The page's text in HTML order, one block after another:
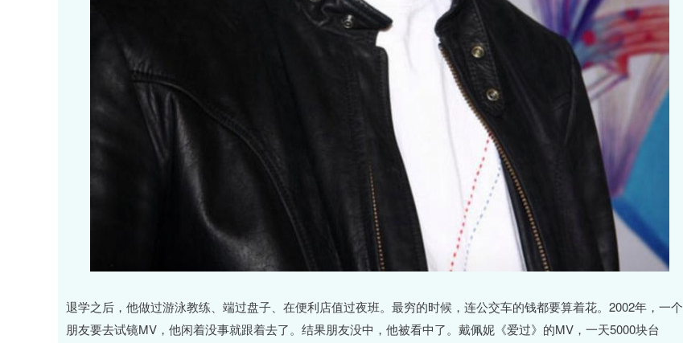
退学之后，他做过游泳教练、端过盘子、在便利店值过夜班。最穷的时候，连公交车的钱都要算着花。2002年，一个
朋友要去试镜MV，他闲着没事就跟着去了。结果朋友没中，他被看中了。戴佩妮《爱过》的MV，一天5000块台